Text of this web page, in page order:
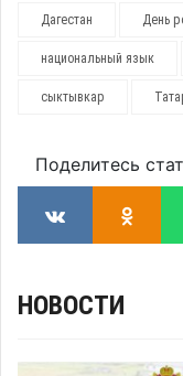
Дагестан День
национальный язык
сыктывкар
Поделитесь
НОВОСТИ